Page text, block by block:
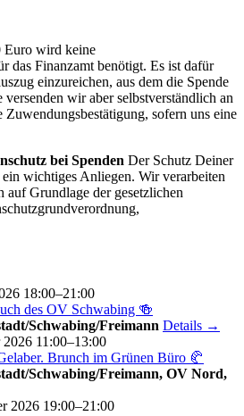
Euro wird keine
das Finanzamt benötigt. Es ist dafür
einzureichen, aus dem die Spende
wir aber selbstverständlich an
Zuwendungsbestätigung, sofern uns eine
bei Spenden Der Schutz Deiner
wichtiges Anliegen. Wir verarbeiten
auf Grundlage der gesetzlichen
18:00–21:00
des OV Schwabing 🍻
Schwabing/Freimann Details →
2026 11:00–13:00
Brunch im Grünen Büro 🥐
Schwabing/Freimann, OV Nord,
2026 19:00–21:00